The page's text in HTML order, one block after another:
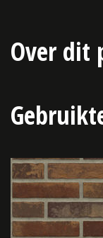
Over dit